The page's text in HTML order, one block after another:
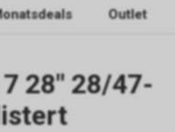
Outlet
28" 28/47-